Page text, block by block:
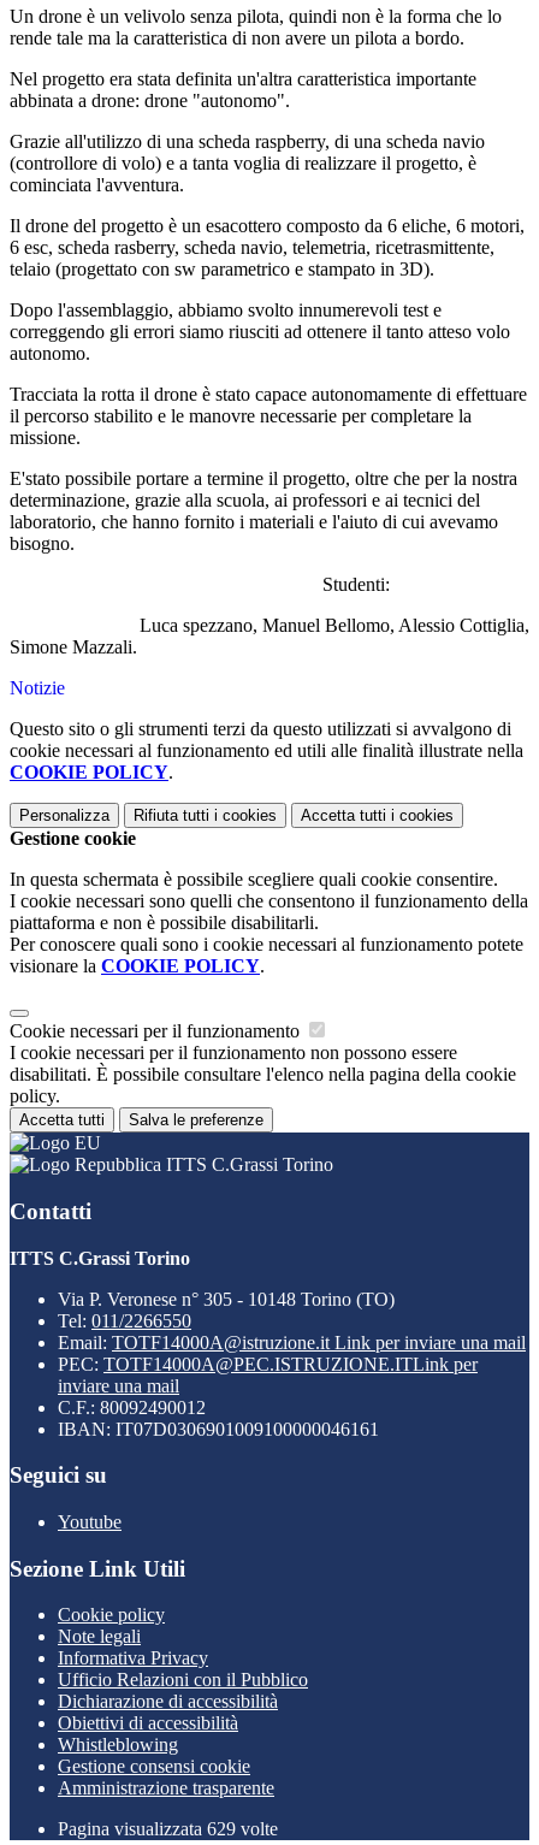
Un drone è un velivolo senza pilota, quindi non è la forma che lo
rende tale ma la caratteristica di non avere un pilota a bordo.
Nel progetto era stata definita un'altra caratteristica importante
abbinata a drone: drone "autonomo".
Grazie all'utilizzo di una scheda raspberry, di una scheda navio
(controllore di volo) e a tanta voglia di realizzare il progetto, è
cominciata l'avventura.
Il drone del progetto è un esacottero composto da 6 eliche, 6 motori,
6 esc, scheda rasberry, scheda navio, telemetria, ricetrasmittente,
telaio (progettato con sw parametrico e stampato in 3D).
Dopo l'assemblaggio, abbiamo svolto innumerevoli test e
correggendo gli errori siamo riusciti ad ottenere il tanto atteso volo
autonomo.
Tracciata la rotta il drone è stato capace autonomamente di effettuare
il percorso stabilito e le manovre necessarie per completare la
missione.
E'stato possibile portare a termine il progetto, oltre che per la nostra
determinazione, grazie alla scuola, ai professori e ai tecnici del
laboratorio, che hanno fornito i materiali e l'aiuto di cui avevamo
bisogno.
Studenti:
Luca spezzano, Manuel Bellomo, Alessio Cottiglia,
Simone Mazzali.
Notizie
Questo sito o gli strumenti terzi da questo utilizzati si avvalgono di
cookie necessari al funzionamento ed utili alle finalità illustrate nella
COOKIE POLICY.
Personalizza Rifiuta tutti i cookies Accetta tutti i cookies
Gestione cookie
In questa schermata è possibile scegliere quali cookie consentire.
I cookie necessari sono quelli che consentono il funzionamento della
piattaforma e non è possibile disabilitarli.
Per conoscere quali sono i cookie necessari al funzionamento potete
visionare la COOKIE POLICY.
Cookie necessari per il funzionamento
I cookie necessari per il funzionamento non possono essere
disabilitati. È possibile consultare l'elenco nella pagina della cookie
policy.
Accetta tutti Salva le preferenze
ITTS C.Grassi Torino
Contatti
ITTS C.Grassi Torino
Via P. Veronese n° 305 - 10148 Torino (TO)
Tel: 011/2266550
Email: TOTF14000A@istruzione.it Link per inviare una mail
PEC: TOTF14000A@PEC.ISTRUZIONE.ITLink per
inviare una mail
C.F.: 80092490012
IBAN: IT07D0306901009100000046161
Seguici su
Youtube
Sezione Link Utili
Cookie policy
Note legali
Informativa Privacy
Ufficio Relazioni con il Pubblico
Dichiarazione di accessibilità
Obiettivi di accessibilità
Whistleblowing
Gestione consensi cookie
Amministrazione trasparente
Pagina visualizzata 629 volte